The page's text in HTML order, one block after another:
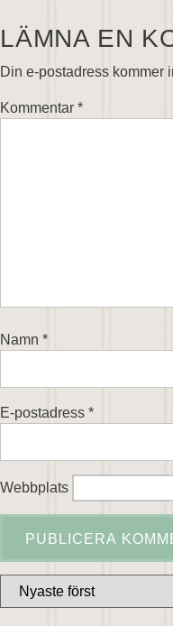
LÄMNA EN
Din e-postadress kommer
Kommentar *
Namn *
E-postadress *
Webbplats